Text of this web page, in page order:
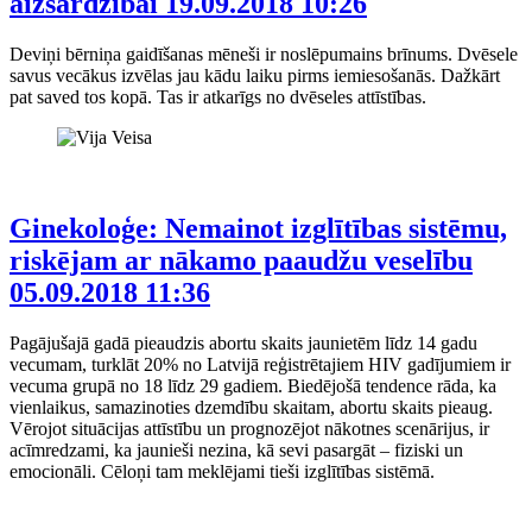
Deviņi bērniņa gaidīšanas mēneši ir noslēpumains brīnums. Dvēsele
savus vecākus izvēlas jau kādu laiku pirms iemiesošanās. Dažkārt
pat saved tos kopā. Tas ir atkarīgs no dvēseles attīstības.
Ginekoloģe: Nemainot izglītības sistēmu,
riskējam ar nākamo paaudžu veselību
05.09.2018 11:36
Pagājušajā gadā pieaudzis abortu skaits jaunietēm līdz 14 gadu
vecumam, turklāt 20% no Latvijā reģistrētajiem HIV gadījumiem ir
vecuma grupā no 18 līdz 29 gadiem. Biedējošā tendence rāda, ka
vienlaikus, samazinoties dzemdību skaitam, abortu skaits pieaug.
Vērojot situācijas attīstību un prognozējot nākotnes scenārijus, ir
acīmredzami, ka jaunieši nezina, kā sevi pasargāt – fiziski un
emocionāli. Cēloņi tam meklējami tieši izglītības sistēmā.